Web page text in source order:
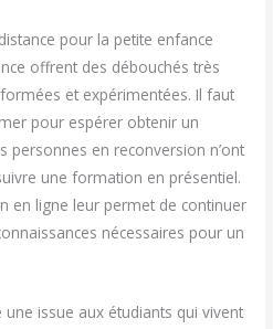
pour la petite enfance
offrent des débouchés très
et expérimentées. Il faut
pour espérer obtenir un
personnes en reconversion n’ont
une formation en présentiel.
en ligne leur permet de continuer
nécessaires pour un
issue aux étudiants qui vivent